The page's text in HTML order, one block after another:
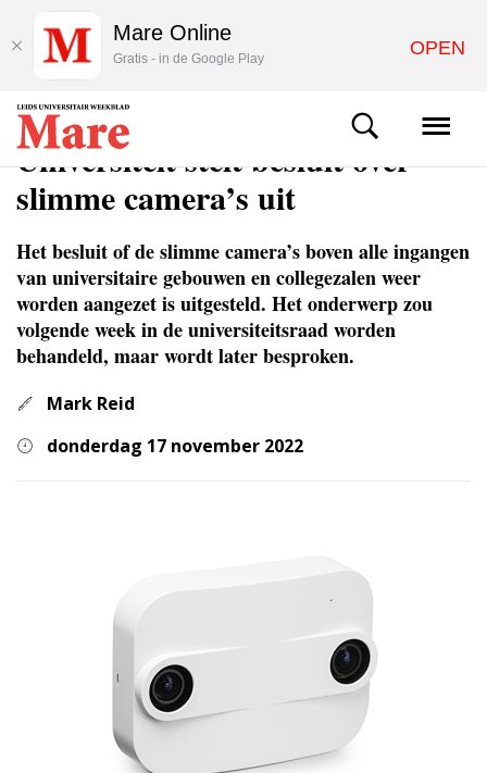
NIEUWS
Universiteit stelt besluit over
slimme camera’s uit
Het besluit of de slimme camera’s boven alle ingangen
van universitaire gebouwen en collegezalen weer
worden aangezet is uitgesteld. Het onderwerp zou
volgende week in de universiteitsraad worden
behandeld, maar wordt later besproken.
Mark Reid
donderdag 17 november 2022
Mare Online
Gratis - in de Google Play OPEN